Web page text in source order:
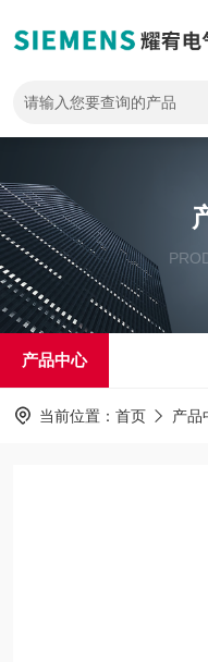
产品中心
当前位置： 首页 产品